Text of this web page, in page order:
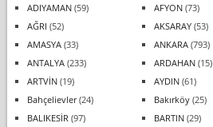
ADIYAMAN(59) AFYON(73)
AĞRI (52) AKSARAY(53)
AMASYA(33) ANKARA(793)
ANTALYA(233) ARDAHAN(15)
ARTVİN(19) AYDIN(61)
Bahçelievler(24) Bakırköy(25)
BALIKESİR (97) BARTIN(29)